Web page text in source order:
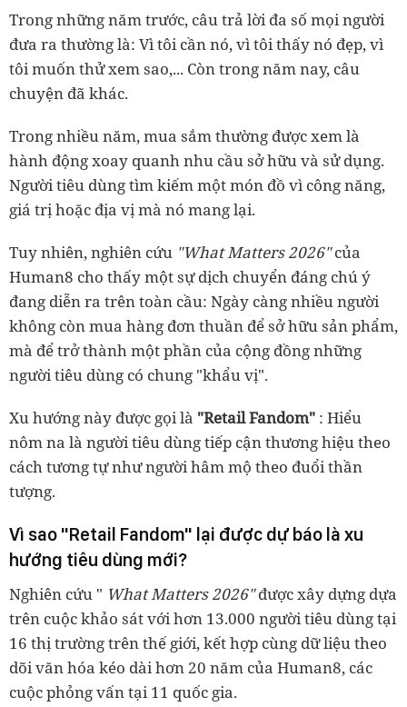
Trong những năm trước, câu trả lời đa số mọi người
đưa ra thường là: Vì tôi cần nó, vì tôi thấy nó đẹp, vì
tôi muốn thử xem sao,... Còn trong năm nay, câu
chuyện đã khác.
Trong nhiều năm, mua sắm thường được xem là
hành động xoay quanh nhu cầu sở hữu và sử dụng.
Người tiêu dùng tìm kiếm một món đồ vì công năng,
giá trị hoặc địa vị mà nó mang lại.
Tuy nhiên, nghiên cứu "What Matters 2026"của
Human8 cho thấy một sự dịch chuyển đáng chú ý
đang diễn ra trên toàn cầu: Ngày càng nhiều người
không còn mua hàng đơn thuần để sở hữu sản phẩm,
mà để trở thành một phần của cộng đồng những
người tiêu dùng có chung "khẩu vị".
Xu hướng này được gọi là "Retail Fandom" : Hiểu
nôm na là người tiêu dùng tiếp cận thương hiệu theo
cách tương tự như người hâm mộ theo đuổi thần
tượng.
Vì sao "Retail Fandom" lại được dự báo là xu
hướng tiêu dùng mới?
Nghiên cứu " What Matters 2026"được xây dựng dựa
trên cuộc khảo sát với hơn 13.000 người tiêu dùng tại
16 thị trường trên thế giới, kết hợp cùng dữ liệu theo
dõi văn hóa kéo dài hơn 20 năm của Human8, các
cuộc phỏng vấn tại 11 quốc gia.